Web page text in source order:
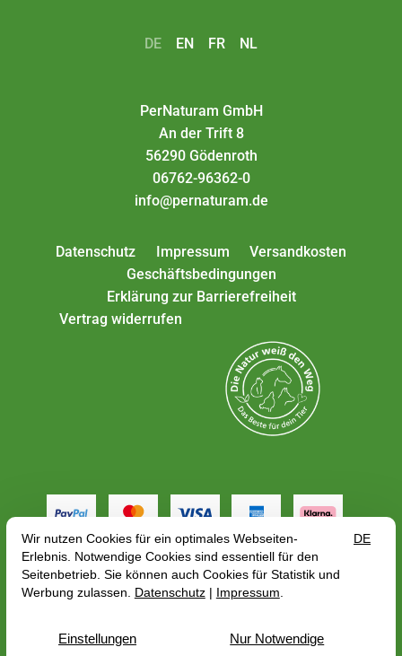
DE EN FR NL
PerNaturam GmbH
An der Trift 8
56290 Gödenroth
06762-96362-0
info@pernaturam.de
Datenschutz Impressum
Versandkosten
Geschäftsbedingungen
Erklärung zur Barrierefreiheit
Vertrag widerrufen
Alle Preise gelten inkl. MwSt. zzgl.Versandkosten
abhängig von der Lieferadresse kann sich der
Lieferlandes ändern